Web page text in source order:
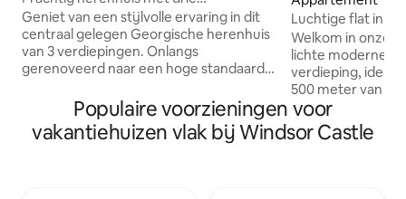
slaapkamers en uitzicht op het kasteel
van Windsor
Geniet van een stijlvolle ervaring in dit
centraal gelegen Georgische herenhuis
van 3 verdiepingen. Onlangs
gerenoveerd naar een hoge standaard
ruime huis met 3 slaapkamers is
verdeeld over 3 verdiepingen. Het komt
met de bonus van Off Street, privé,
Luchtige flat in
het kasteel
Welkom in onze
lichte moderne
verdieping, ideaal
500 meter van
huis ligt dicht bij
stijlvol interieur
Populaire voorzieningen voor
vakantiehuizen vlak bij Windsor Castle